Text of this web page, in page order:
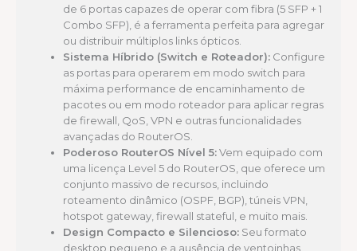
de 6 portas capazes de operar com fibra (5 SFP + 1
Combo SFP), é a ferramenta perfeita para agregar
ou distribuir múltiplos links ópticos.
Sistema Híbrido (Switch e Roteador): Configure
as portas para operarem em modo switch para
máxima performance de encaminhamento de
pacotes ou em modo roteador para aplicar regras
de firewall, QoS, VPN e outras funcionalidades
avançadas do RouterOS.
Poderoso RouterOS Nível 5:Vem equipado com
uma licença Level 5 do RouterOS, que oferece um
conjunto massivo de recursos, incluindo
roteamento dinâmico (OSPF, BGP), túneis VPN,
hotspot gateway, firewall stateful, e muito mais.
Design Compacto e Silencioso: Seu formato
desktop pequeno e a ausência de ventoinhas